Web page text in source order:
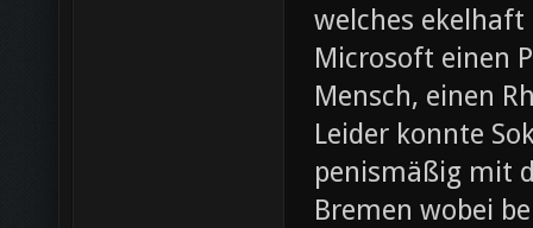
welches
Microsoft einen
Mensch, einen
Leider konnte
penismäßig mit
Bremen wobei